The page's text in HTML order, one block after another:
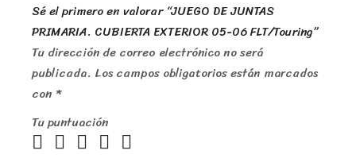
Sé el primero en valorar “JUEGO DE JUNTAS
PRIMARIA. CUBIERTA EXTERIOR 05-06 FLT/Touring”
Tu dirección de correo electrónico no será
publicada. Los campos obligatorios están marcados
con *
Tu puntuación